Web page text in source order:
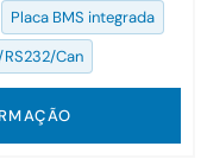
Placa BMS integrada
Can